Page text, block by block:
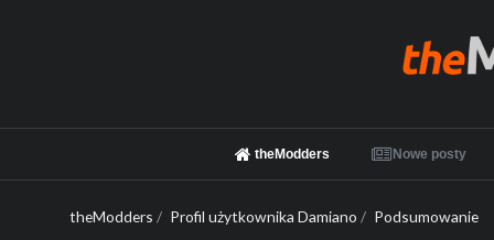
theModders Nowe posty
theModders / Profil użytkownika Damiano / Podsumowanie